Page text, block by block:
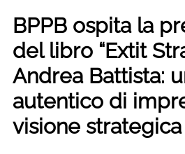
BPPB ospita la
del libro “Extit
Andrea Battista:
autentico di
visione strategica